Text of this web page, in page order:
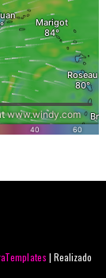
| Realizado